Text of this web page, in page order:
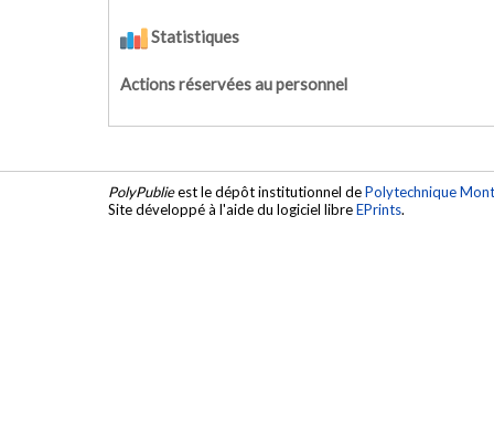
Statistiques
Actions réservées au personnel
PolyPublieest le dépôt institutionnel dePolytechnique
Site développé à l'aide du logiciel libreEPrints.